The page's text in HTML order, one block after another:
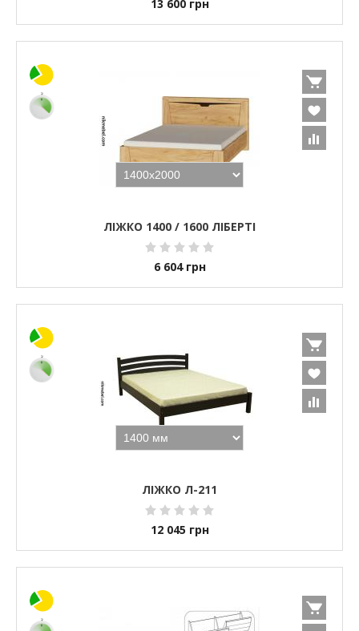
13 600 грн
ЛІЖКО 1400 / 1600 ЛІБЕРТІ
6 604 грн
ЛІЖКО Л-211
12 045 грн